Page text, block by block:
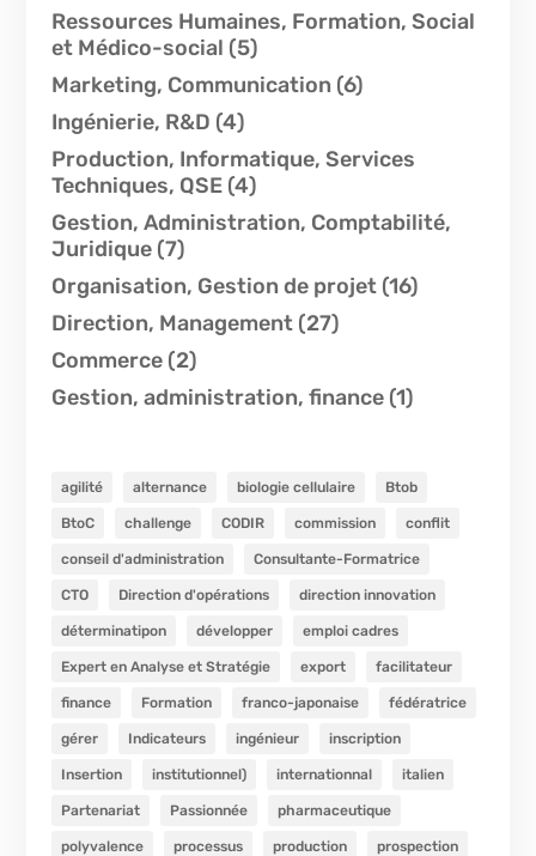
Ressources Humaines, Formation, Social
et Médico-social (5)
Marketing, Communication (6)
Ingénierie, R&D (4)
Production, Informatique, Services
Techniques, QSE(4)
Gestion, Administration, Comptabilité,
Juridique(7)
Organisation, Gestion de projet(16)
Direction, Management(27)
Commerce(2)
Gestion, administration, finance(1)
agilité alternance biologie cellulaire Btob
BtoC challenge CODIR commission conflit
conseil d'administration Consultante-Formatrice
CTO Direction d'opérations direction innovation
déterminatipon développer emploi cadres
Expert en Analyse et Stratégie export facilitateur
finance Formation franco-japonaise fédératrice
gérer Indicateurs ingénieur inscription
Insertion institutionnel) internationnal italien
Partenariat Passionnée pharmaceutique
polyvalence processus production prospection